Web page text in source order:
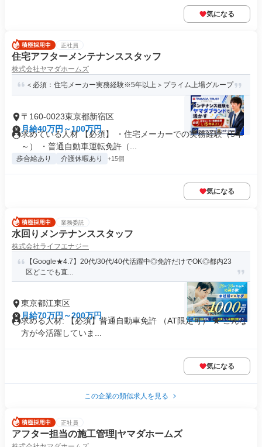
気になる
正社員
住宅アフターメンテナンススタッフ
株式会社ヤマダホームズ
＜必須：住宅メーカー実務経験※5年以上＞プライム上場グループ
〒160-0023東京都新宿区
月給40万円～100万円
求めている人材 【必須】 ・住宅メーカーでの実務経験（5年
～） ・普通自動車運転免許（...
歩合給あり 介護休暇あり +15個
気になる
業務委託
水回りメンテナンススタッフ
株式会社ライフエナジー
【Google★4.7】20代/30代/40代活躍中◎免許だけでOK◎都内23
区どこでも直...
東京都江東区
月給70万円～200万円
求める人材: 【必須】普通自動車免許 （AT限定可） ★ こんな
方が今活躍していま...
気になる
この企業の類似求人を見る
正社員
アフター担当の施工管理|ヤマダホームズ